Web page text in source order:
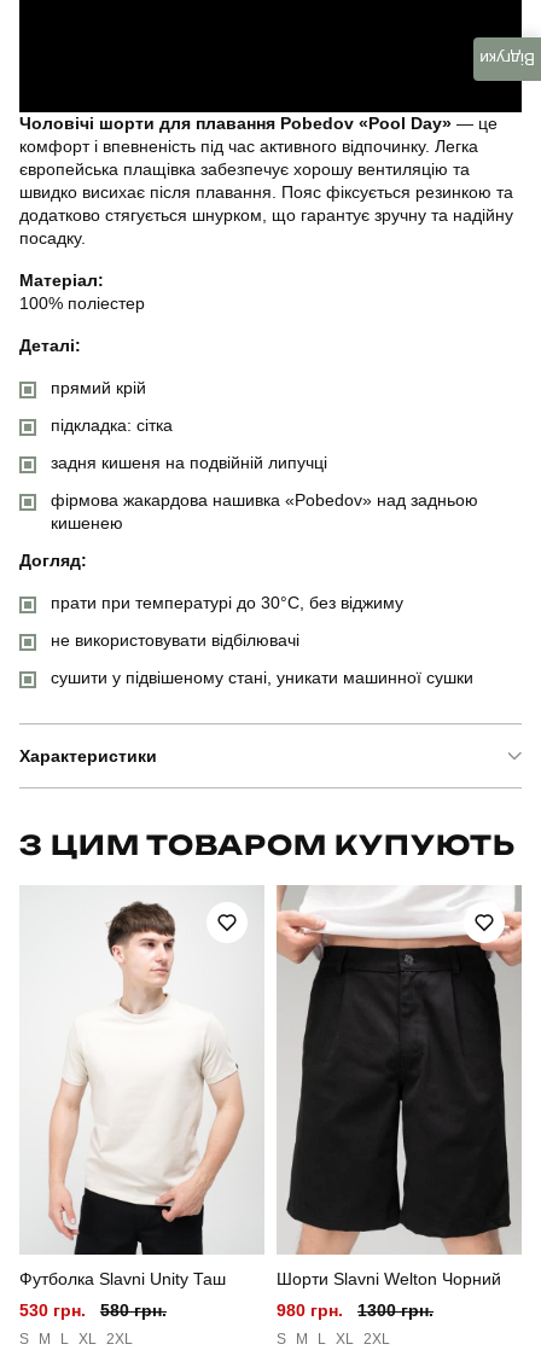
Чоловічі шорти для плавання Pobedov «Pool Day» — це
комфорт і впевненість під час активного відпочинку. Легка
європейська плащівка забезпечує хорошу вентиляцію та
швидко висихає після плавання. Пояс фіксується резинкою та
додатково стягується шнурком, що гарантує зручну та надійну
посадку.
Матеріал:
100% поліестер
Деталі:
прямий крій
підкладка: сітка
задня кишеня на подвійній липучці
фірмова жакардова нашивка «Pobedov» над задньою
кишенею
Догляд:
прати при температурі до 30°C, без віджиму
не використовувати відбілювачі
сушити у підвішеному стані, уникати машинної сушки
Характеристики
SOpr4512XLba
для плавання
Стиль повсякденний
Сезон літо
Колір чорний
Матеріал плащівка
Склад тканини
З ЦИМ ТОВАРОМ КУПУЮТЬ
Футболка Slavni Unity Таш
530 грн.
580 грн.
S M L XL 2XL
Шорти Slavni Welton Чорний
980 грн.
1300 грн.
S M L XL 2XL
Відгуки